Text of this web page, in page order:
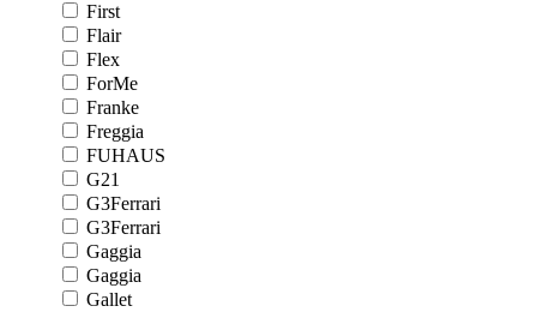
First
Flair
Flex
ForMe
Franke
Freggia
FUHAUS
G21
G3Ferrari
G3Ferrari
Gaggia
Gaggia
Gallet